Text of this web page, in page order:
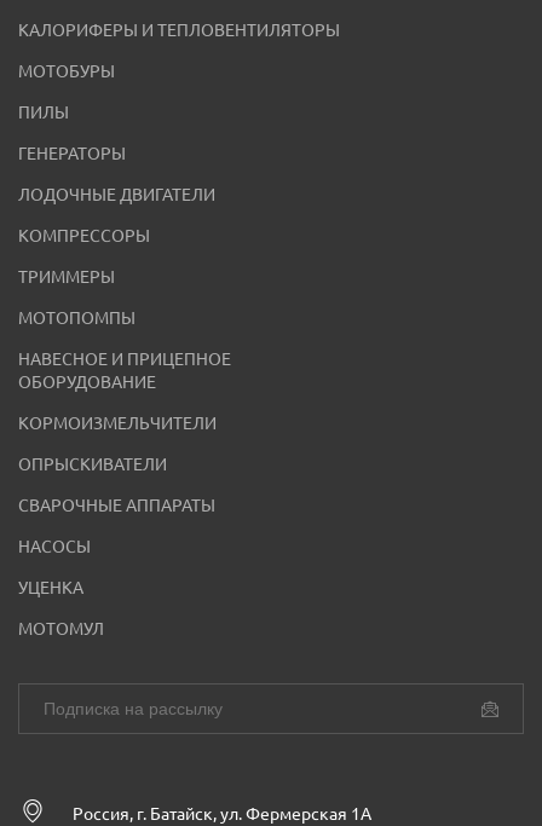
КАЛОРИФЕРЫ И ТЕПЛОВЕНТИЛЯТОРЫ
МОТОБУРЫ
ПИЛЫ
ГЕНЕРАТОРЫ
ЛОДОЧНЫЕ ДВИГАТЕЛИ
КОМПРЕССОРЫ
ТРИММЕРЫ
МОТОПОМПЫ
НАВЕСНОЕ И ПРИЦЕПНОЕ
ОБОРУДОВАНИЕ
КОРМОИЗМЕЛЬЧИТЕЛИ
ОПРЫСКИВАТЕЛИ
СВАРОЧНЫЕ АППАРАТЫ
НАСОСЫ
УЦЕНКА
МОТОМУЛ
Россия, г. Батайск, ул. Фермерская 1А